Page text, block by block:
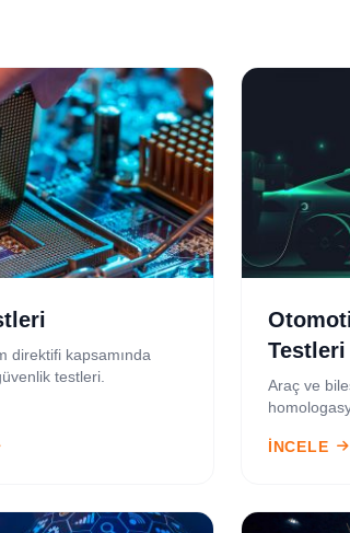
direktifi kapsamında
testleri.
Testleri
Araç ve
İNCELE